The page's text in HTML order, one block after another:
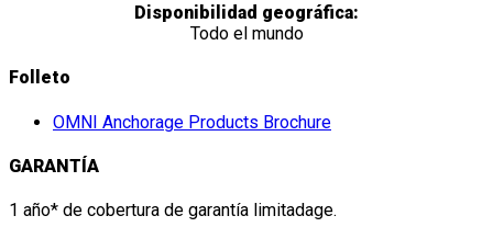
Disponibilidad geográfica:
Todo el mundo
Folleto
OMNI Anchorage Products Brochure
GARANTÍA
1 año* de cobertura de garantía limitadage.